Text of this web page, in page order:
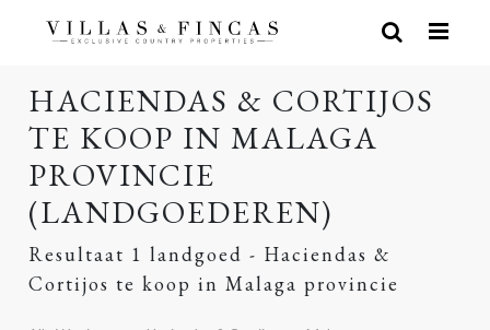
HACIENDAS & CORTIJOS
TE KOOP IN MALAGA
PROVINCIE
(LANDGOEDEREN)
Resultaat 1 landgoed - Haciendas &
Cortijos te koop in Malaga provincie